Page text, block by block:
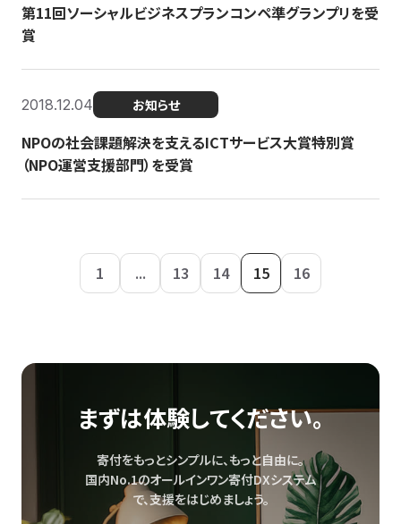
第11回ソーシャルビジネスプランコンペ準グランプリを受
賞
2018.12.04 お知らせ
NPOの社会課題解決を支えるICTサービス大賞特別賞
（NPO運営支援部門）を受賞
1 ... 13 14 15 16
まずは体験してください。
寄付をもっとシンプルに、もっと自由に。
国内No.1のオールインワン寄付DXシステム
で、支援をはじめましょう。